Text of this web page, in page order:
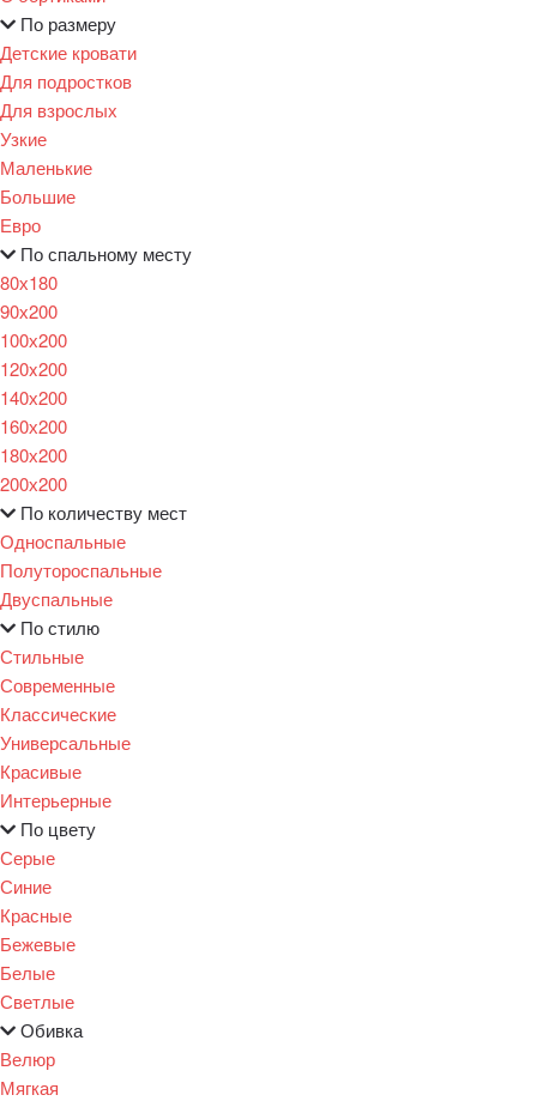
По размеру
Детские кровати
Для подростков
Для взрослых
Узкие
Маленькие
Большие
Евро
По спальному месту
80х180
90х200
100х200
120x200
140х200
160х200
180х200
200х200
По количеству мест
Односпальные
Полутороспальные
Двуспальные
По стилю
Стильные
Современные
Классические
Универсальные
Красивые
Интерьерные
По цвету
Серые
Синие
Красные
Бежевые
Белые
Светлые
Обивка
Велюр
Мягкая